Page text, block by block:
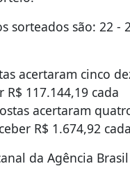
sorteados são: 22 -
acertaram cinco
R$ 117.144,19 cada
acertaram
R$ 1.674,92 cada
da Agência